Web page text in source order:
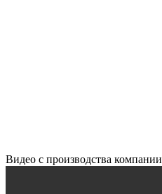
Видео с производства компании